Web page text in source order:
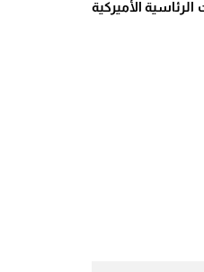
الأميركية